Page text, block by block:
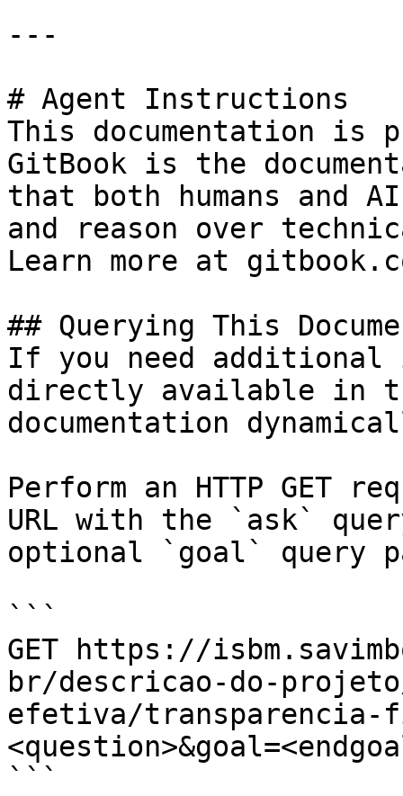
---
# Agent Instructions
This documentation is
GitBook is the
that both humans and
and reason over
Learn more at
## Querying This
If you need
directly available in
documentation
Perform an HTTP GET
URL with the `ask`
optional `goal` query
```
GET https://
br/descricao-do-
efetiva/transparencia-
```